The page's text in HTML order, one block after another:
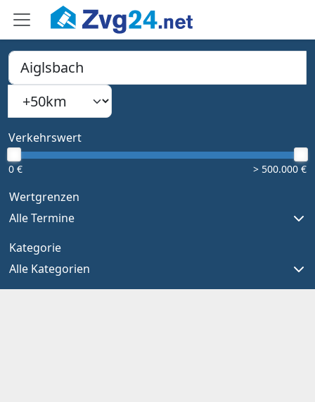
PLZ, Ort oder Bundesland
Type 1 or more characters for results.
Suchradius
Verkehrswert
0 € > 500.000 €
Wertgrenzen
Alle Termine
Kategorie
Alle Kategorien